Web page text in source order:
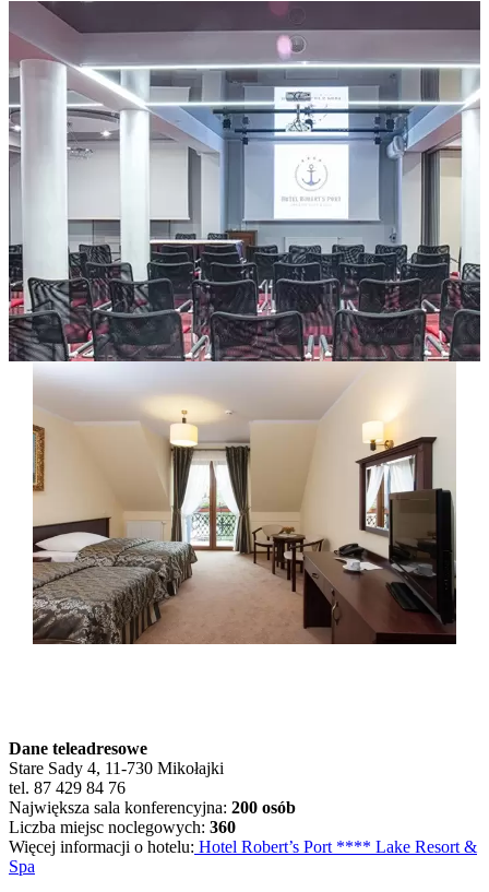
Dane teleadresowe
Stare Sady 4, 11-730 Mikołajki
tel. 87 429 84 76
Największa sala konferencyjna: 200 osób
Liczba miejsc noclegowych: 360
Więcej informacji o hotelu: Hotel Robert’s Port **** Lake Resort &
Spa